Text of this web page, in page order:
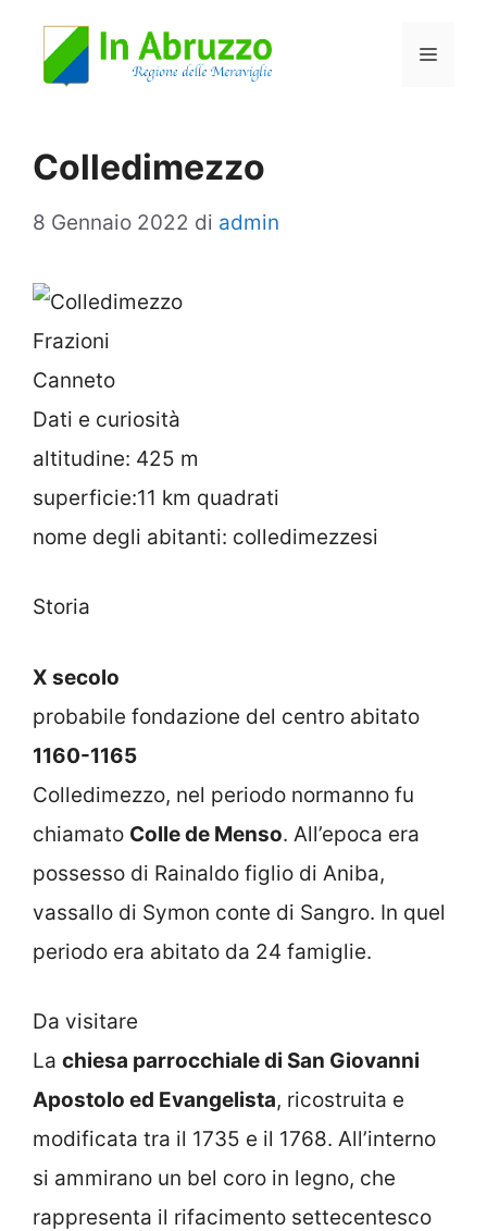
Menu
Colledimezzo
8 Gennaio 2022 di admin
Frazioni
Canneto
Dati e curiosità
altitudine: 425 m
superficie:11 km quadrati
nome degli abitanti: colledimezzesi
Storia
X secolo
probabile fondazione del centro abitato
1160-1165
Colledimezzo, nel periodo normanno fu
chiamato Colle de Menso. All’epoca era
possesso di Rainaldo figlio di Aniba,
vassallo di Symon conte di Sangro. In quel
periodo era abitato da 24 famiglie.
Da visitare
La chiesa parrocchiale di San Giovanni
Apostolo ed Evangelista, ricostruita e
modificata tra il 1735 e il 1768. All’interno
si ammirano un bel coro in legno, che
rappresenta il rifacimento settecentesco